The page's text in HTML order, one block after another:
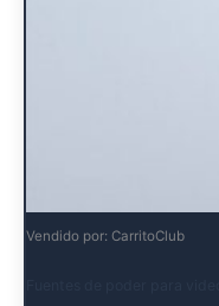
Vendido por: CarritoClub